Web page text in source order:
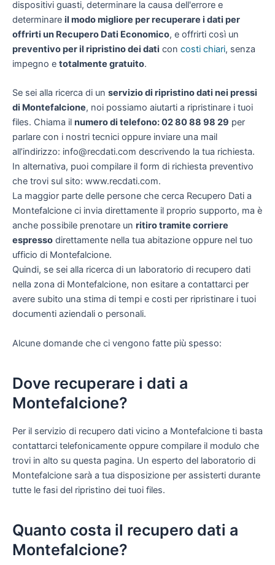
dispositivi guasti, determinare la causa dell'errore e
determinare il modo migliore per recuperare i dati per
offrirti un Recupero Dati Economico, e offrirti così un
preventivo per il ripristino dei dati con costi chiari, senza
impegno e totalmente gratuito.
Se sei alla ricerca di un servizio di ripristino dati nei pressi
di Montefalcione, noi possiamo aiutarti a ripristinare i tuoi
files. Chiama il numero di telefono: 02 80 88 98 29 per
parlare con i nostri tecnici oppure inviare una mail
all’indirizzo: info@recdati.com descrivendo la tua richiesta.
In alternativa, puoi compilare il form di richiesta preventivo
che trovi sul sito: www.recdati.com.
La maggior parte delle persone che cerca Recupero Dati a
Montefalcione ci invia direttamente il proprio supporto, ma è
anche possibile prenotare un ritiro tramite corriere
espresso direttamente nella tua abitazione oppure nel tuo
ufficio di Montefalcione.
Quindi, se sei alla ricerca di un laboratorio di recupero dati
nella zona di Montefalcione, non esitare a contattarci per
avere subito una stima di tempi e costi per ripristinare i tuoi
documenti aziendali o personali.
Alcune domande che ci vengono fatte più spesso:
Dove recuperare i dati a
Montefalcione?
Per il servizio di recupero dati vicino a Montefalcione ti basta
contattarci telefonicamente oppure compilare il modulo che
trovi in alto su questa pagina. Un esperto del laboratorio di
Montefalcione sarà a tua disposizione per assisterti durante
tutte le fasi del ripristino dei tuoi files.
Quanto costa il recupero dati a
Montefalcione?